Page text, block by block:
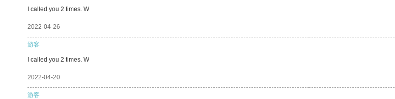
I called you 2 times. W
2022-04-26
游客
I called you 2 times. W
2022-04-20
游客